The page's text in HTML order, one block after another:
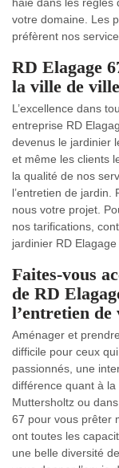
votre domaine. Les
préfèrent nos
RD Elagage
la ville de
L’excellence dans
entreprise RD
devenus le jardinier
et même les clients
la qualité de nos
l’entretien de jardin.
nous votre projet.
nos tarifications,
jardinier RD Elagage
Faites-vous
de RD
l’entretien de
Aménager et
difficile pour ceux
passionnés, une
différence quant à
Muttersholtz ou
67 pour vous prêter
ont toutes les
une belle diversité